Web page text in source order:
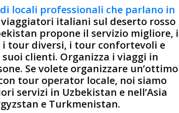
locali professionali che parlano in
viaggiatori italiani sul deserto rosso
propone il servizio migliore, i
tour diversi, i tour confortevoli e
suoi clienti. Organizza i viaggi in
Se volete organizzare un’ottimo
tour operator locale, noi siamo
servizi in Uzbekistan e nell’Asia
e Turkmenistan.